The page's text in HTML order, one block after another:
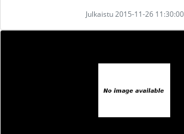
Julkaistu 2015-11-26